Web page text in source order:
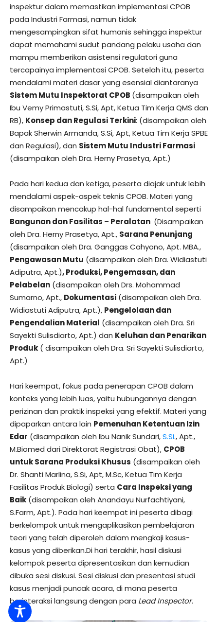
inspektur dalam memastikan implementasi CPOB
pada Industri Farmasi, namun tidak
mengesampingkan sifat humanis sehingga inspektur
dapat memahami sudut pandang pelaku usaha dan
mampu memberikan asistensi regulatori guna
tercapainya implementasi CPOB. Setelah itu, peserta
mendalami materi dasar yang esensial diantaranya
Sistem Mutu Inspektorat CPOB (disampaikan oleh
Ibu Vemy Primastuti, S.Si, Apt, Ketua Tim Kerja QMS dan
RB), Konsep dan Regulasi Terkini: (disampaikan oleh
Bapak Sherwin Armanda, S.Si, Apt, Ketua Tim Kerja SPBE
dan Regulasi), dan Sistem Mutu Industri Farmasi
(disampaikan oleh Dra. Herny Prasetya, Apt.)
Pada hari kedua dan ketiga, peserta diajak untuk lebih
mendalami aspek-aspek teknis CPOB. Materi yang
disampaikan mencakup hal-hal fundamental seperti
Bangunan dan Fasilitas – Peralatan (Disampaikan
oleh Dra. Herny Prasetya, Apt., Sarana Penunjang
(disampaikan oleh Dra. Ganggas Cahyono, Apt. MBA.,
Pengawasan Mutu (disampaikan oleh Dra. Widiastuti
Adiputra, Apt.), Produksi, Pengemasan, dan
Pelabelan (disampaikan oleh Drs. Mohammad
Sumarno, Apt., Dokumentasi (disampaikan oleh Dra.
Widiastuti Adiputra, Apt.), Pengelolaan dan
Pengendalian Material (disampaikan oleh Dra. Sri
Sayekti Sulisdiarto, Apt.) dan Keluhan dan Penarikan
Produk ( disampaikan oleh Dra. Sri Sayekti Sulisdiarto,
Apt.)
Hari keempat, fokus pada penerapan CPOB dalam
konteks yang lebih luas, yaitu hubungannya dengan
perizinan dan praktik inspeksi yang efektif. Materi yang
dipaparkan antara lain Pemenuhan Ketentuan Izin
Edar (disampaikan oleh Ibu Nanik Sundari,S.Si., Apt.,
M.Biomed dari Direktorat Registrasi Obat), CPOB
untuk Sarana Produksi Khusus (disampaikan oleh
Dr. Shanti Marlina, S.Si, Apt, M.Sc, Ketua Tim Kerja
Fasilitas Produk Biologi) serta Cara Inspeksi yang
Baik (disampaikan oleh Anandayu Nurfachtiyani,
S.Farm, Apt.). Pada hari keempat ini peserta dibagi
berkelompok untuk mengaplikasikan pembelajaran
teori yang telah diperoleh dalam mengkaji kasus-
kasus yang diberikan.Di hari terakhir, hasil diskusi
kelompok peserta dipresentasikan dan kemudian
dibuka sesi diskusi. Sesi diskusi dan presentasi studi
kasus menjadi puncak acara, di mana peserta
berinteraksi langsung dengan para Lead Inspector.